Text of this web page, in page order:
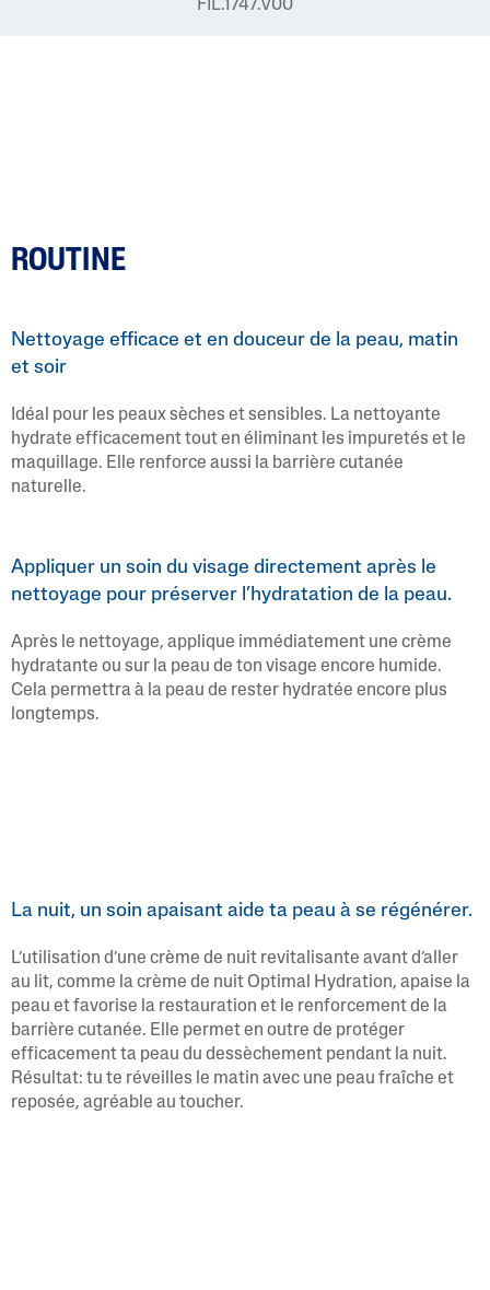
FIL.1747.V00
ROUTINE
Nettoyage efficace et en douceur de la peau, matin
et soir
Idéal pour les peaux sèches et sensibles. La nettoyante
hydrate efficacement tout en éliminant les impuretés et le
maquillage. Elle renforce aussi la barrière cutanée
naturelle.
Appliquer un soin du visage directement après le
nettoyage pour préserver l’hydratation de la peau.
Après le nettoyage, applique immédiatement une crème
hydratante ou sur la peau de ton visage encore humide.
Cela permettra à la peau de rester hydratée encore plus
longtemps.
La nuit, un soin apaisant aide ta peau à se régénérer.
L’utilisation d’une crème de nuit revitalisante avant d’aller
au lit, comme la crème de nuit Optimal Hydration, apaise la
peau et favorise la restauration et le renforcement de la
barrière cutanée. Elle permet en outre de protéger
efficacement ta peau du dessèchement pendant la nuit.
Résultat: tu te réveilles le matin avec une peau fraîche et
reposée, agréable au toucher.